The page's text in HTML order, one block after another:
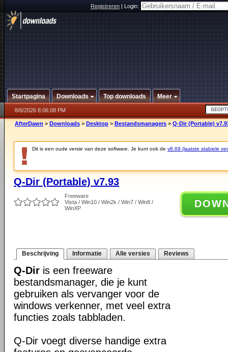
Registreren|Login:
Startpagina Downloads Top downloads Meer
8/6/2026 8:06:08 PM
AfterDawn > Downloads > Desktop > Bestandsmanagers > Q-Dir (Portable)
Dit is een oude versie van deze software. Je kunt ook de v8.69 (laatste stabiele
Q-Dir (Portable) v7.93
Freeware
Vista / Win10 / Win2k / Win7 / Win8 /
WinXP
Beschrijving Informatie Alle versies Reviews
Q-Dir is een freeware
bestandsmanager, die je kunt
gebruiken als vervanger voor de
windows verkenner, met veel extra
functies zoals tabbladen.
Q-Dir voegt diverse handige extra